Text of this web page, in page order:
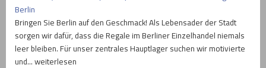
Berlin
Bringen Sie Berlin auf den Geschmack! Als Lebensader der Stadt
sorgen wir dafür, dass die Regale im Berliner Einzelhandel niemals
leer bleiben. Für unser zentrales Hauptlager suchen wir motivierte
und… weiterlesen